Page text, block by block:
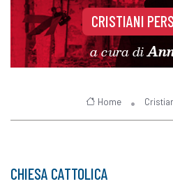
CRISTIANI
a cura di
Home
CHIESA CATTOLICA